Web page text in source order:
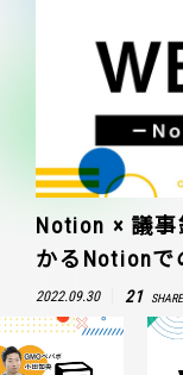
Notion × 議
かるNotionで
2022.09.30 21 SHARE